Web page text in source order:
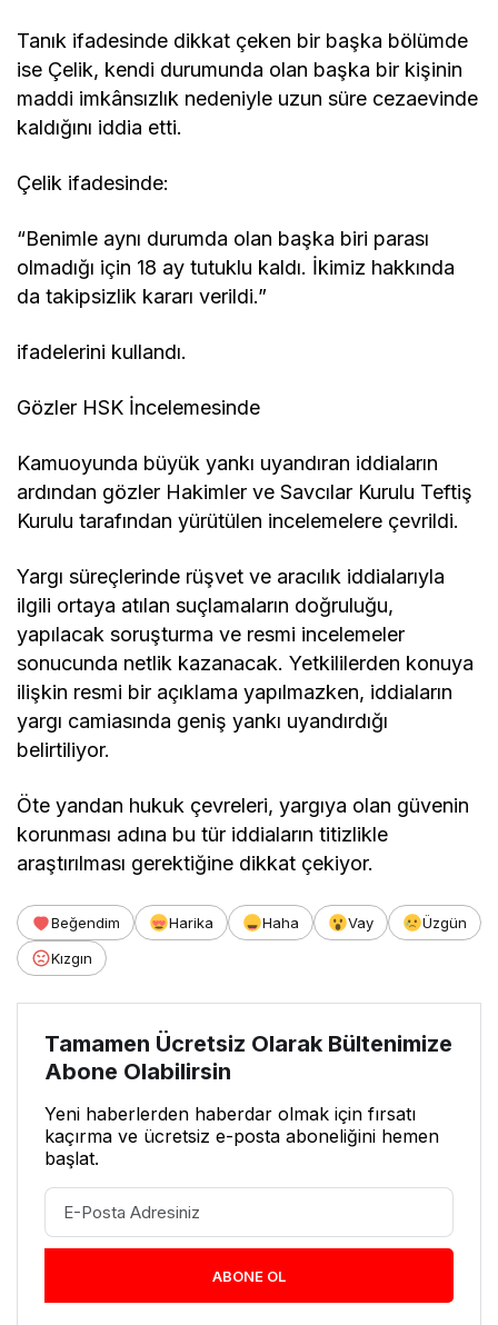
Tanık ifadesinde dikkat çeken bir başka bölümde
ise Çelik, kendi durumunda olan başka bir kişinin
maddi imkânsızlık nedeniyle uzun süre cezaevinde
kaldığını iddia etti.
Çelik ifadesinde:
“Benimle aynı durumda olan başka biri parası
olmadığı için 18 ay tutuklu kaldı. İkimiz hakkında
da takipsizlik kararı verildi.”
ifadelerini kullandı.
Gözler HSK İncelemesinde
Kamuoyunda büyük yankı uyandıran iddiaların
ardından gözler Hakimler ve Savcılar Kurulu Teftiş
Kurulu tarafından yürütülen incelemelere çevrildi.
Yargı süreçlerinde rüşvet ve aracılık iddialarıyla
ilgili ortaya atılan suçlamaların doğruluğu,
yapılacak soruşturma ve resmi incelemeler
sonucunda netlik kazanacak. Yetkililerden konuya
ilişkin resmi bir açıklama yapılmazken, iddiaların
yargı camiasında geniş yankı uyandırdığı
belirtiliyor.
Öte yandan hukuk çevreleri, yargıya olan güvenin
korunması adına bu tür iddiaların titizlikle
araştırılması gerektiğine dikkat çekiyor.
Beğendim Harika Haha Vay
Üzgün
Kızgın
Tamamen Ücretsiz Olarak Bültenimize
Abone Olabilirsin
Yeni haberlerden haberdar olmak için fırsatı
kaçırma ve ücretsiz e-posta aboneliğini hemen
başlat.
ABONE OL